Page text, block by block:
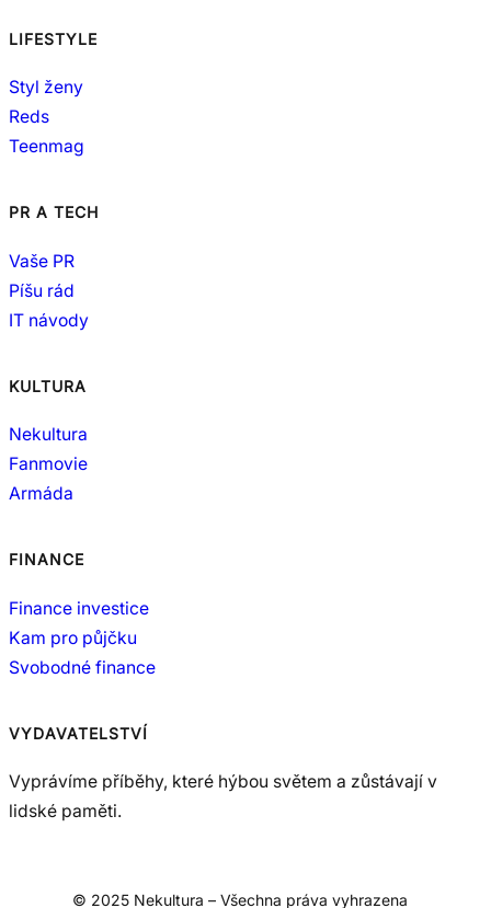
LIFESTYLE
Styl ženy
Reds
Teenmag
PR A TECH
Vaše PR
Píšu rád
IT návody
KULTURA
Nekultura
Fanmovie
Armáda
FINANCE
Finance investice
Kam pro půjčku
Svobodné finance
VYDAVATELSTVÍ
Vyprávíme příběhy, které hýbou světem a zůstávají v
lidské paměti.
© 2025 Nekultura – Všechna práva vyhrazena